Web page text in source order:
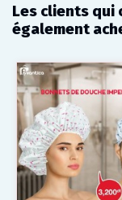
Les clients qui
également